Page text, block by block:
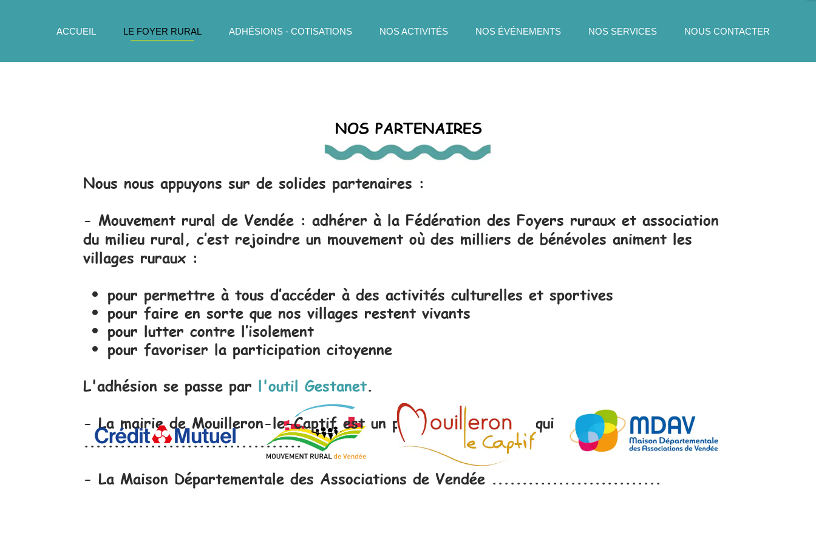
ACCUEIL LE FOYER RURAL ADHÉSIONS - COTISATIONS NOS ACTIVITÉS NOS ÉVÉNEMENTS NOS SERVICES NOUS CONTACTER
NOS PARTENAIRES
Nous nous appuyons sur de solides partenaires :
- Mouvement rural de Vendée : adhérer à la Fédération des Foyers ruraux et association
du milieu rural, c’est rejoindre un mouvement où des milliers de bénévoles animent les
villages ruraux :
pour permettre à tous d’accéder à des activités culturelles et sportives
pour faire en sorte que nos villages restent vivants
pour lutter contre l’isolement
pour favoriser la participation citoyenne
L'adhésion se passe par l'outil Gestanet.
-La mairie de Mouilleron-le-Captifest un partenaire précieux qui
....................................
- La Maison Départementale des Associations de Vendée ............................